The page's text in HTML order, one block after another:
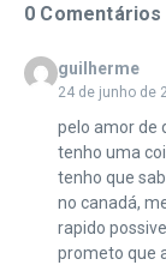
0 Comentários
guilherme
24 de junho de
pelo amor de
tenho uma
tenho que
no canadá,
rapido
prometo que